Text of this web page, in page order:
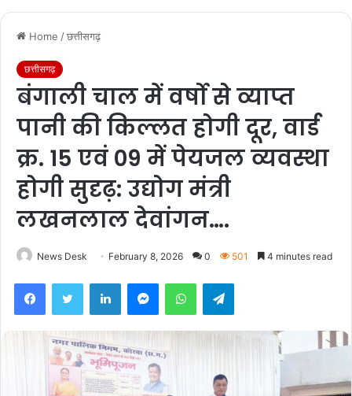
Home /छत्तीसगढ़
छत्तीसगढ़
बंगाली चाल में वर्षो से व्याप्त
पानी की किल्लत होगी दूर, वार्ड
क्र. 15 एवं 09 में पेयजल व्यवस्था
होगी सुदृढ़: उद्योग मंत्री
लखनलाल देवांगन….
News Desk February 8, 2026 0 501 4 minutes read